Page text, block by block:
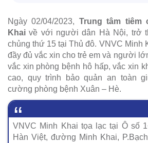
Ngày 02/04/2023, Trung tâm tiêm
Khai về với người dân Hà Nội, trở
chủng thứ 15 tại Thủ đô. VNVC Minh
đầy đủ vắc xin cho trẻ em và người
vắc xin phòng bệnh hô hấp, vắc xin
cao, quy trình bảo quản an toàn
cường phòng bệnh Xuân – Hè.
VNVC Minh Khai tọa lạc tại Ô số
Hàn Việt, đường Minh Khai,